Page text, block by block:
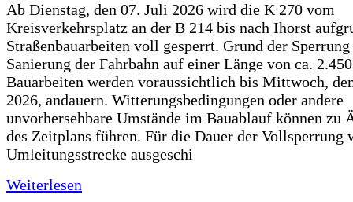
Ab Dienstag, den 07. Juli 2026 wird die K 270 vom
Kreisverkehrsplatz an der B 214 bis nach Ihorst
Straßenbauarbeiten voll gesperrt. Grund der
Sanierung der Fahrbahn auf einer Länge von ca.
Bauarbeiten werden voraussichtlich bis Mittwoch,
2026, andauern. Witterungsbedingungen oder andere
unvorhersehbare Umstände im Bauablauf können zu
des Zeitplans führen. Für die Dauer der Vollsperrung
Umleitungsstrecke ausgeschi
Weiterlesen